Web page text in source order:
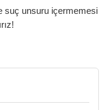
suç unsuru içermemesi